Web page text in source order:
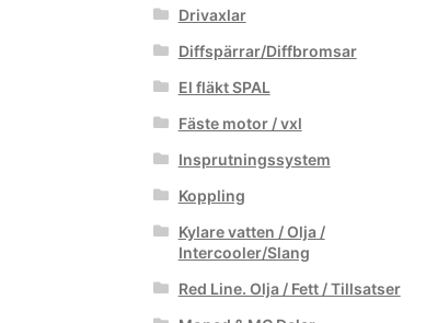
Drivaxlar
Diffspärrar/Diffbromsar
El fläkt SPAL
Fäste motor / vxl
Insprutningssystem
Koppling
Kylare vatten / Olja /
Intercooler/Slang
Red Line. Olja / Fett / Tillsatser